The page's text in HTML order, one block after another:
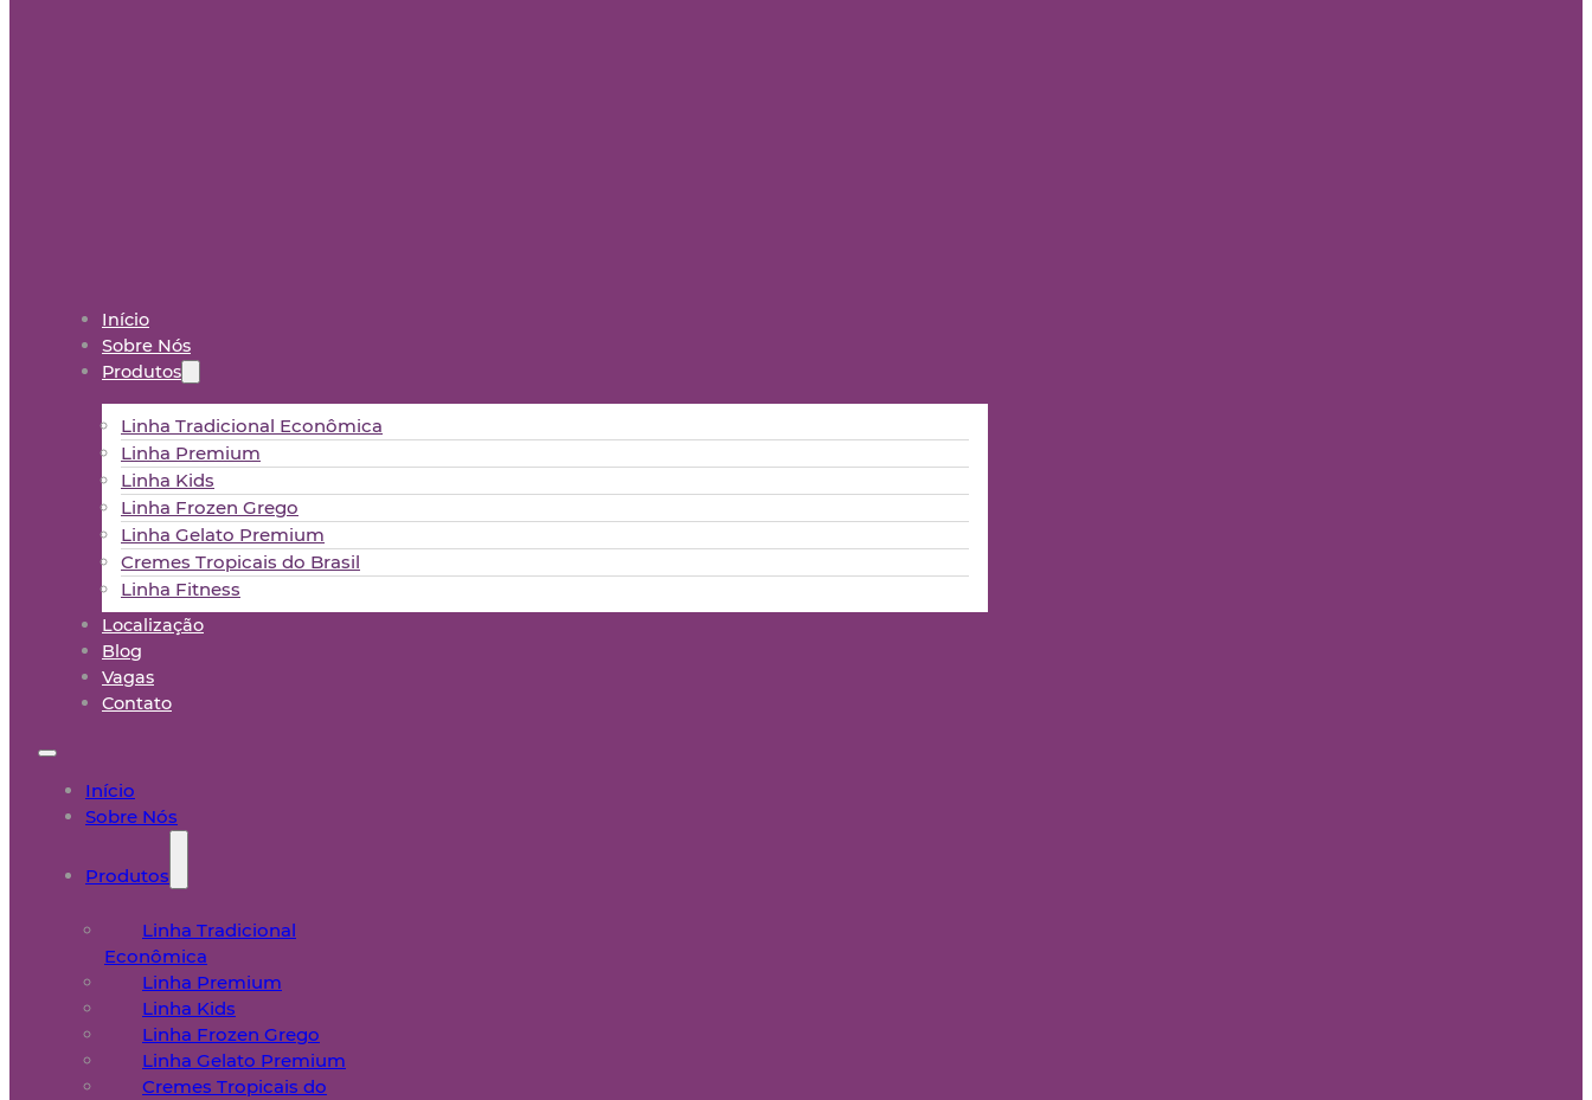
Início
Sobre Nós
Produtos
Linha Tradicional Econômica
Linha Premium
Linha Kids
Linha Frozen Grego
Linha Gelato Premium
Cremes Tropicais do Brasil
Linha Fitness
Localização
Blog
Vagas
Contato
Início
Sobre Nós
Produtos
Linha Tradicional
Econômica
Linha Premium
Linha Kids
Linha Frozen Grego
Linha Gelato Premium
Cremes Tropicais do